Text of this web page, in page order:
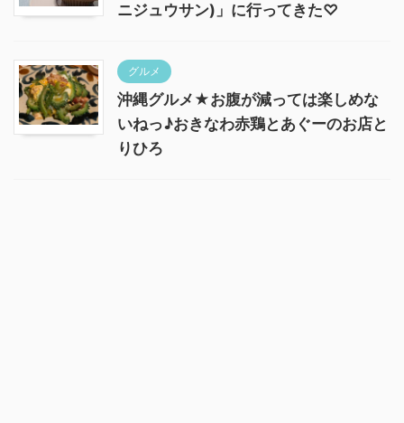
ニジュウサン)」に行ってきた♡
グルメ
沖縄グルメ★お腹が減っては楽しめな
いねっ♪おきなわ赤鶏とあぐーのお店と
りひろ